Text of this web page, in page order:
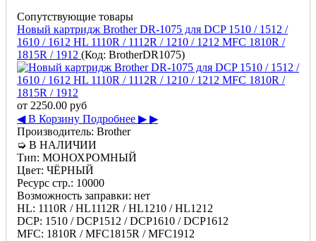
Сопутствующие товары
Новый картридж Brother DR-1075 для DCP 1510 / 1512 /
1610 / 1612 HL 1110R / 1112R / 1210 / 1212 MFC 1810R /
1815R / 1912 (Код: BrotherDR1075)
от 2250.00 руб
◀ В Корзину Подробнее ▶ ▶
Производитель: Brother
➭ В НАЛИЧИИ
Тип: МОНОХРОМНЫЙ
Цвет: ЧЁРНЫЙ
Ресурс стр.: 10000
Возможность заправки: нет
HL: 1110R / HL1112R / HL1210 / HL1212
DCP: 1510 / DCP1512 / DCP1610 / DCP1612
MFC: 1810R / MFC1815R / MFC1912